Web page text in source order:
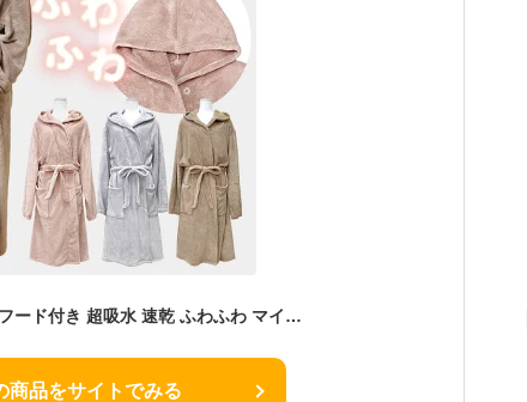
バスローブ ワンオペ フード付き 超吸水 速乾 ふわふわ マイクロファイバー あたたかい ヘアドライ ガウン ママ レディース ルームウェア もこもこ 部屋着 母の日 出産祝い ギフト プレゼント マタニティ お風呂 サウナ 冷え防止 保温 冬 夏 dz165
商品をサイトでみる